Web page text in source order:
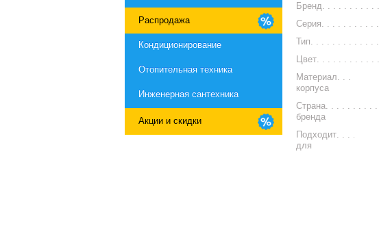
Распродажа
Кондиционирование
Отопительная техника
Инженерная сантехника
Акции и скидки
Бренд
Серия
Тип
Цвет
Материал
корпуса
Страна
бренда
Подходит
для